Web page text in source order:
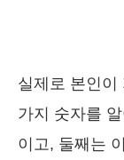
실제로 본인이
가지 숫자를
이고, 둘째는